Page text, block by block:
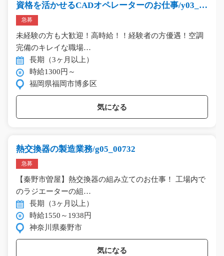
資格を活かせるCADオペレーターのお仕事/y03_0
0419
急募
未経験の方も大歓迎！高時給！！経験者の方優遇！空調
完備のキレイな職場…
長期（3ヶ月以上）
時給1300円～
福岡県福岡市博多区
気になる
熱交換器の製造業務/g05_00732
急募
【秦野市曽屋】熱交換器の組み立てのお仕事！ 工場内で
のラジエーターの組…
長期（3ヶ月以上）
時給1550～1938円
神奈川県秦野市
気になる